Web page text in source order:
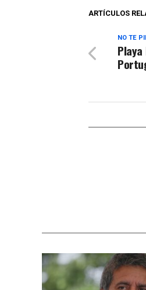
ARTÍCULOS
NO TE